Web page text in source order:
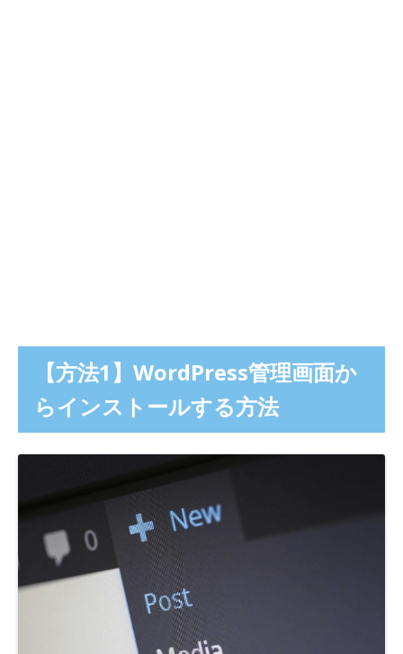
【方法1】WordPress管理画面か
らインストールする方法